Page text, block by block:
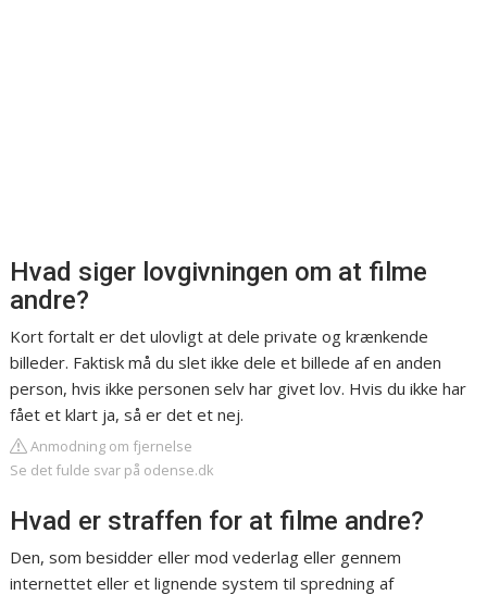
Hvad siger lovgivningen om at filme
andre?
Kort fortalt er det ulovligt at dele private og krænkende
billeder. Faktisk må du slet ikke dele et billede af en anden
person, hvis ikke personen selv har givet lov. Hvis du ikke har
fået et klart ja, så er det et nej.
Anmodning om fjernelse
Se det fulde svar på odense.dk
Hvad er straffen for at filme andre?
Den, som besidder eller mod vederlag eller gennem
internettet eller et lignende system til spredning af